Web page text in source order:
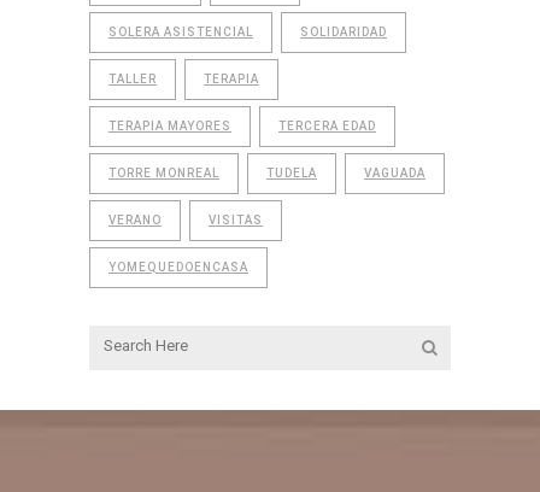
SOLERA ASISTENCIAL SOLIDARIDAD
TALLER TERAPIA
TERAPIA MAYORES TERCERA EDAD
TORRE MONREAL TUDELA VAGUADA
VERANO VISITAS
YOMEQUEDOENCASA